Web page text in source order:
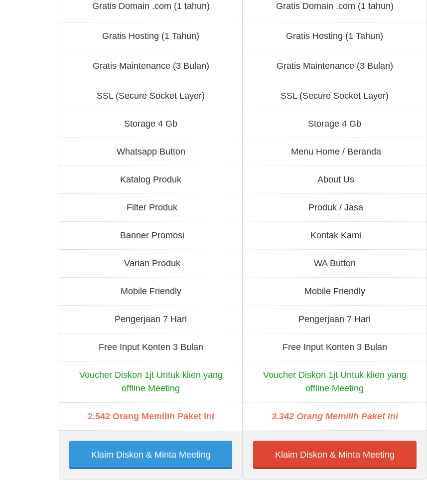
Gratis Domain .com (1 tahun)
Gratis Hosting (1 Tahun)
Gratis Maintenance (3 Bulan)
SSL (Secure Socket Layer)
Storage 4 Gb
Whatsapp Button
Katalog Produk
Filter Produk
Banner Promosi
Varian Produk
Mobile Friendly
Pengerjaan 7 Hari
Free Input Konten 3 Bulan
Voucher Diskon 1jt Untuk klien yang
offline Meeting
2.542 Orang Memilih Paket ini
Klaim Diskon & Minta Meeting
Gratis Domain .com (1 tahun)
Gratis Hosting (1 Tahun)
Gratis Maintenance (3 Bulan)
SSL (Secure Socket Layer)
Storage 4 Gb
Menu Home / Beranda
About Us
Produk / Jasa
Kontak Kami
WA Button
Mobile Friendly
Pengerjaan 7 Hari
Free Input Konten 3 Bulan
Voucher Diskon 1jt Untuk klien yang
offline Meeting
3.342 Orang Memilih Paket ini
Klaim Diskon & Minta Meeting